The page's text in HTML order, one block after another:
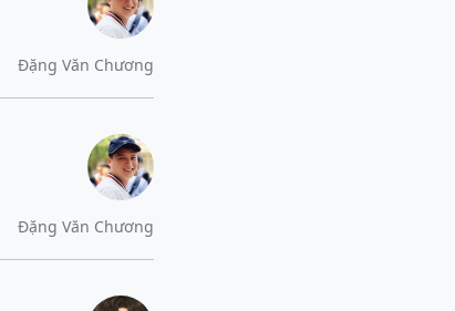
Đặng Văn Chương
Đặng Văn Chương